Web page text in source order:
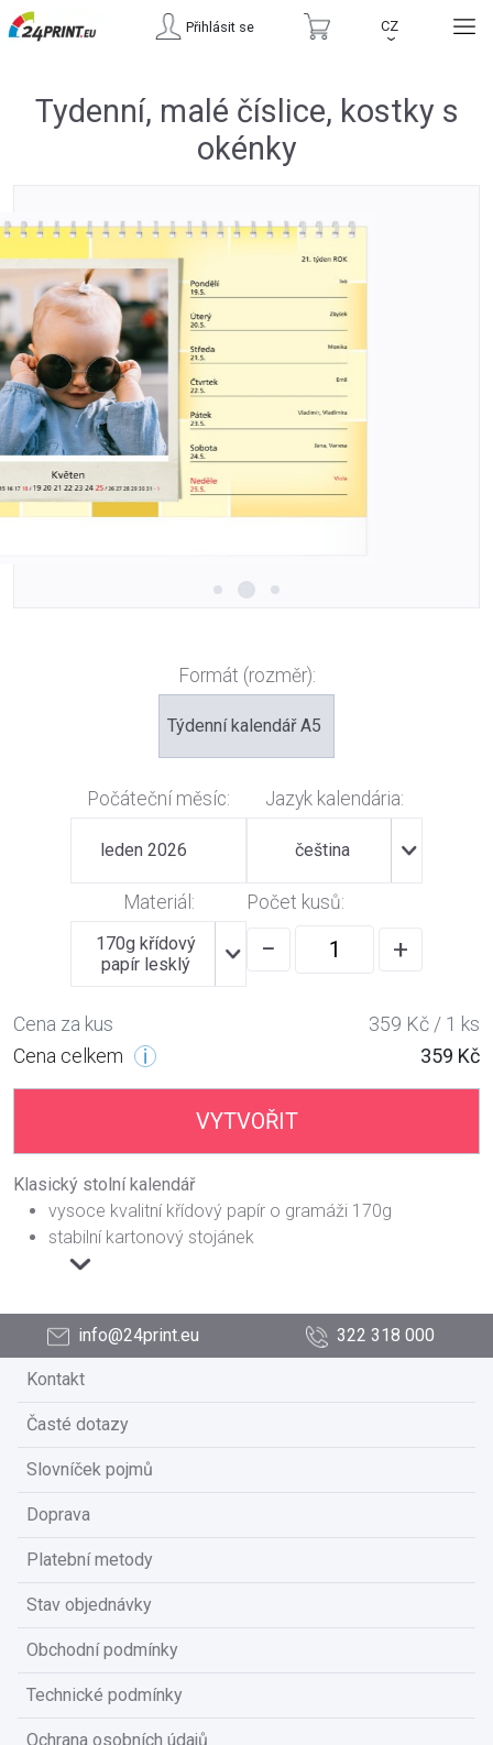
Přihlásit se CZ
›
Tydenní, malé číslice, kostky s
okénky
Formát (rozměr):
Týdenní kalendář A5
Počáteční měsíc:
leden 2026
Jazyk kalendária:
čeština
Materiál:
170g křídový
papír lesklý
Počet kusů:
− +
Cena za kus
359 Kč / 1 ks
Cena celkem
359 Kč
VYTVOŘIT
Klasický stolní kalendář
vysoce kvalitní křídový papír o gramáži 170g
stabilní kartonový stojánek
info@24print.eu 322 318 000
Kontakt
Časté dotazy
Slovníček pojmů
Doprava
Platební metody
Stav objednávky
Obchodní podmínky
Technické podmínky
Ochrana osobních údajů